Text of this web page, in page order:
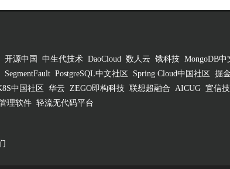
开源中国 中生代技术 DaoCloud 数人云 饿科技 MongoDB中
SegmentFault PostgreSQL中文社区 Spring Cloud中国社区 掘金
中国社区 华云 ZEGO即构科技 联想超融合 AICUG 宜信
理软件 轻流无代码平台